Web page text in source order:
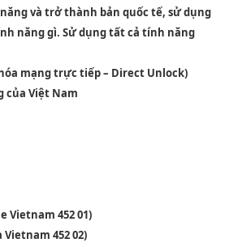
và trở thành bản quốc tế, sử dụng
năng gì. Sử dụng tất cả tính năng
mạng trực tiếp – Direct Unlock)
của Việt Nam
Vietnam 452 01)
Vietnam 452 02)